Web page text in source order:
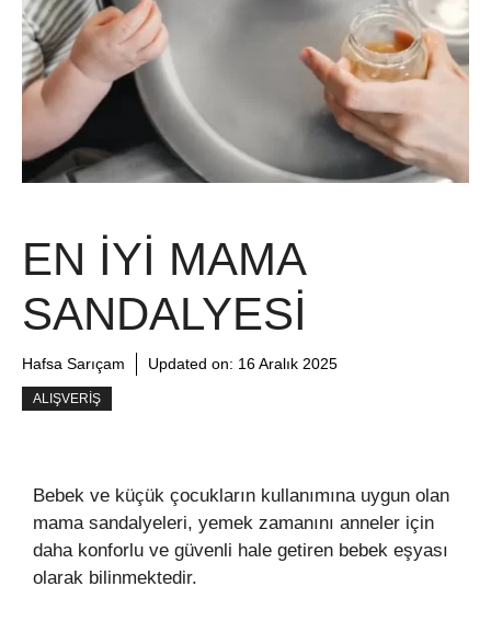
EN İYI MAMA
SANDALYESI
Hafsa Sarıçam Updated on: 16 Aralık 2025
ALIŞVERIŞ
Bebek ve küçük çocukların kullanımına uygun olan
mama sandalyeleri, yemek zamanını anneler için
daha konforlu ve güvenli hale getiren bebek eşyası
olarak bilinmektedir.